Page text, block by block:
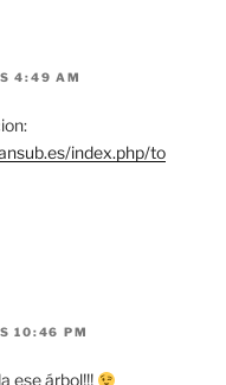
4:49 AM
index.php/to
10:46 PM
ese árbol!!!